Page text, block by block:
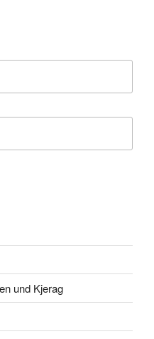
und Kjerag